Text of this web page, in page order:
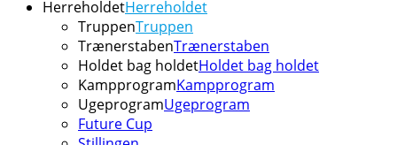
HerreholdetHerreholdet
TruppenTruppen
TrænerstabenTrænerstaben
Holdet bag holdetHoldet bag holdet
KampprogramKampprogram
UgeprogramUgeprogram
Future Cup